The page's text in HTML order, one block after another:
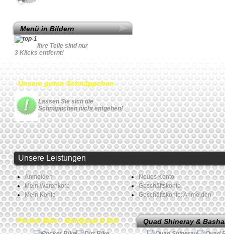
Menü in Bildern
Ihre Teile sind nur
3 Klicks entfernt!
Unsere guten Schnäppchen
Lassen Sie sich die
Schnäppchen nicht entgehen!
Unsere Leistungen
Anmelden
Mein Warenkorb
Mein Konto
Neues Konto
Geschäftskonto
Geschäftskonto: Anmelden
Pocket Bike - MiniQuad & Dirt Quad Shineray &